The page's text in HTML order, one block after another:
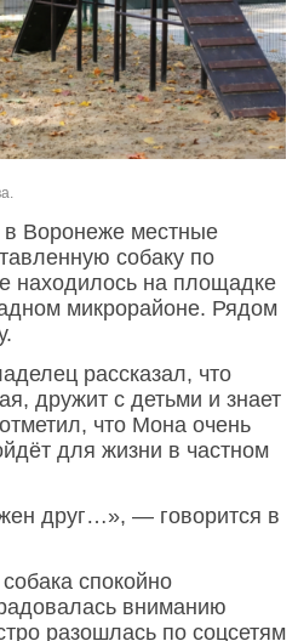
Воронеже местные
собаку по
находилось на площадке
микрорайоне. Рядом
рассказал, что
дружит с детьми и знает
что Мона очень
для жизни в частном
друг…», — говорится в
спокойно
вниманию
разошлась по соцсетям